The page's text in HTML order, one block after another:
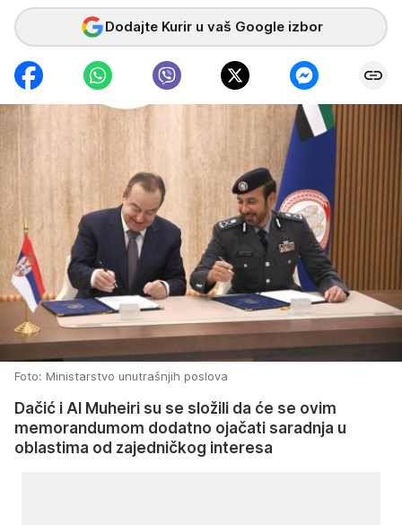
Dodajte Kurir u vaš Google izbor
Foto: Ministarstvo unutrašnjih poslova
Dačić i Al Muheiri su se složili da će se ovim
memorandumom dodatno ojačati saradnja u
oblastima od zajedničkog interesa